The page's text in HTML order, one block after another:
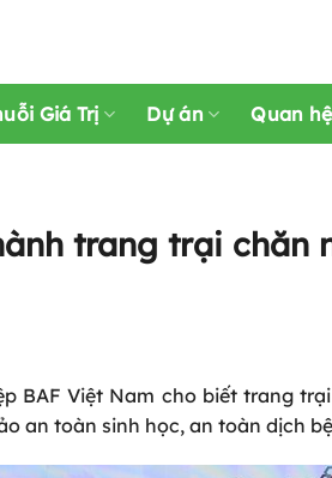
Giá Trị Dự án Quan
trang trại
BAF Việt Nam cho biết trang
an toàn sinh học, an toàn dịch